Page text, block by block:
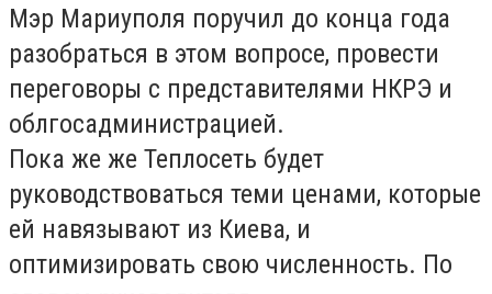
Мэр Мариуполя поручил до конца года
разобраться в этом вопросе, провести
переговоры с представителями НКРЭ и
облгосадминистрацией.
Пока же же Теплосеть будет
руководствоваться теми ценами, которые
ей навязывают из Киева, и
оптимизировать свою численность. По